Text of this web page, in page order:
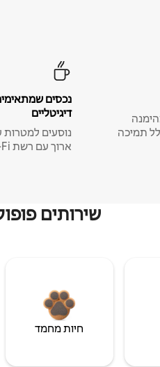
תמיכה
נכסים
דיגיטליים
נוסעים
ארוך עם רשת Wi-Fi מהירה וחללי עבודה ייעודיים.
שירותים
חיות מחמד